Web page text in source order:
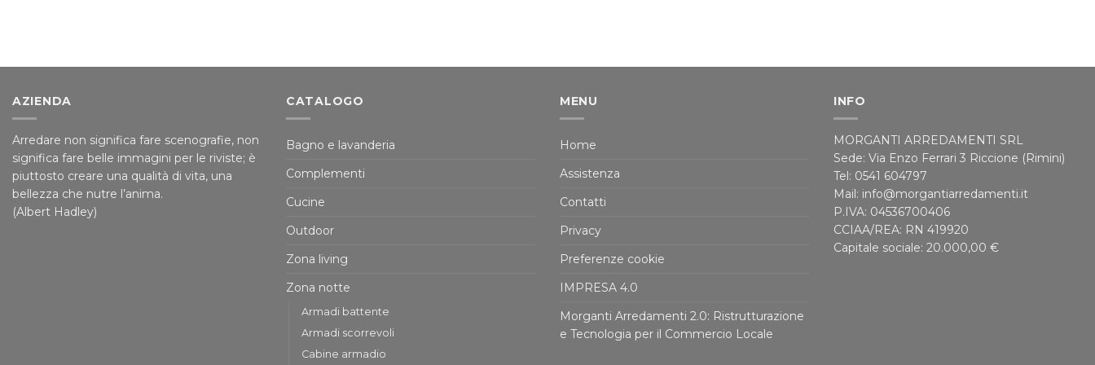
AZIENDA
Arredare non significa fare scenografie, non
significa fare belle immagini per le riviste; è
piuttosto creare una qualità di vita, una
bellezza che nutre l’anima.
(Albert Hadley)
CATALOGO
Bagno e lavanderia
Complementi
Cucine
Outdoor
Zona living
Zona notte
Armadi battente
Armadi scorrevoli
Cabine armadio
MENU
Home
Assistenza
Contatti
Privacy
Preferenze cookie
IMPRESA 4.0
Morganti Arredamenti 2.0: Ristrutturazione
e Tecnologia per il Commercio Locale
INFO
MORGANTI ARREDAMENTI SRL
Sede: Via Enzo Ferrari 3 Riccione (Rimini)
Tel: 0541 604797
Mail: info@morgantiarredamenti.it
P.IVA: 04536700406
CCIAA/REA: RN 419920
Capitale sociale: 20.000,00 €